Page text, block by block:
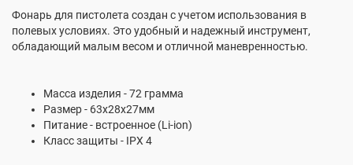
Фонарь для пистолета создан с учетом использования в
полевых условиях. Это удобный и надежный инструмент,
обладающий малым весом и отличной маневренностью.
Масса изделия - 72 грамма
Размер - 63x28x27мм
Питание - встроенное (Li-ion)
Класс защиты - IPX 4